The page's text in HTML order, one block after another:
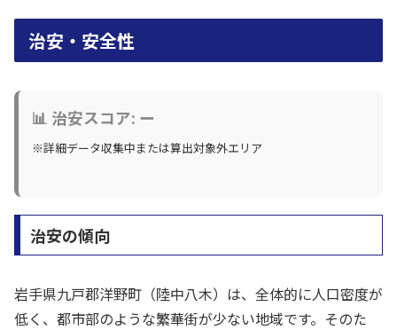
治安・安全性
📊 治安スコア: ー
※詳細データ収集中または算出対象外エリア
治安の傾向
岩手県九戸郡洋野町（陸中八木）は、全体的に人口密度が
低く、都市部のような繁華街が少ない地域です。そのた